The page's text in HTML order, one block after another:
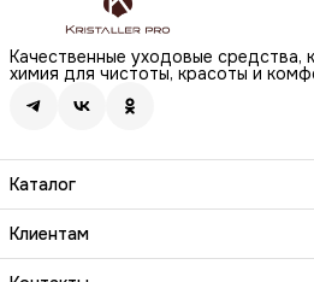
Качественные уходовые средства,
химия для чистоты, красоты и
Каталог
Бренды
Волосы
Клиентам
О компании